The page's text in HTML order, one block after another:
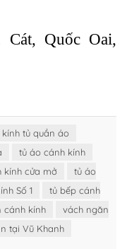
Quốc Oai,
kính tủ quần áo
tủ áo cánh kính
kính cửa mở
tủ áo
Số 1
tủ bếp cánh
cánh kính
vách ngăn
tại Vũ Khanh